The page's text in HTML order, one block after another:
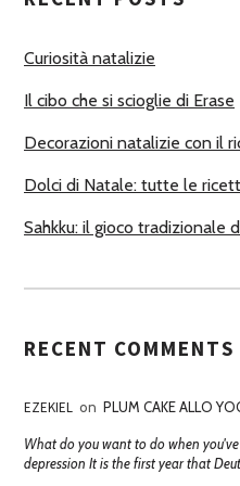
O
I
Curiosità natalizie
Il cibo che si scioglie di Erase
Decorazioni natalizie con il
Dolci di Natale: tutte le
Sahkku: il gioco tradizionale
RECENT COMMENTS
EZEKIEL on PLUM CAKE ALLO
What do you want to do when
depression It is the first year that